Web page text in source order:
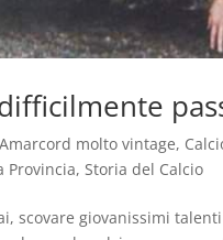
Amarcord molto vintage,
Provincia, Storia del Calcio
scovare giovanissimi